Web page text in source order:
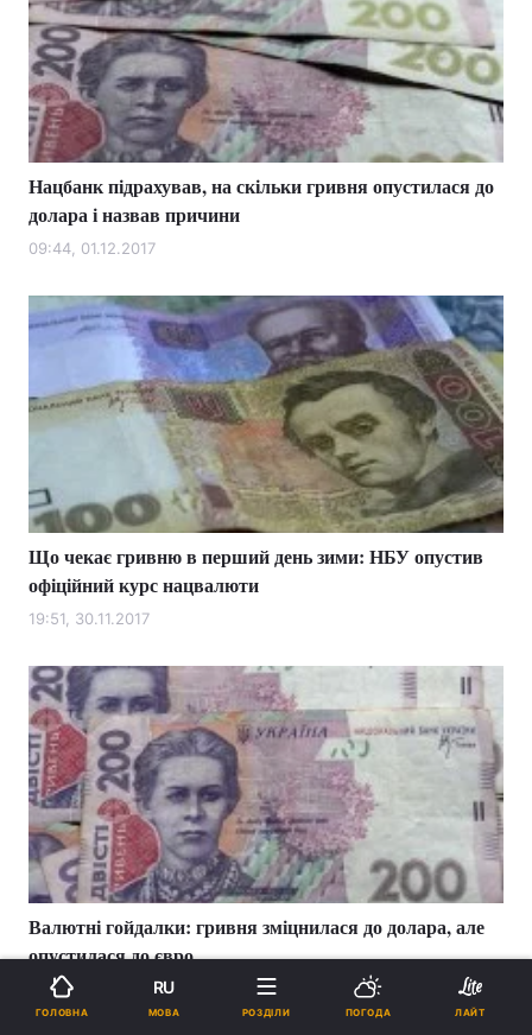
Нацбанк підрахував, на скільки гривня опустилася до
долара і назвав причини
09:44, 01.12.2017
Що чекає гривню в перший день зими: НБУ опустив
офіційний курс нацвалюти
19:51, 30.11.2017
Валютні гойдалки: гривня зміцнилася до долара, але
опустилася до євро
18:18, 30.11.2017
ГОЛОВНА
RU
МОВА РОЗДІЛИ ПОГОДА ЛАЙТ